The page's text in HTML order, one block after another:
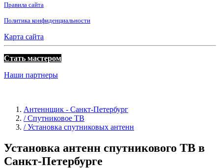
Правила сайта
Политика конфиденциальности
Карта сайта
Стать мастером
Наши партнеры
Антеннщик - Санкт-Петербург
/ Спутниковое ТВ
/ Установка спутниковых антенн
Установка антенн спутникового ТВ в
Санкт-Петербурге